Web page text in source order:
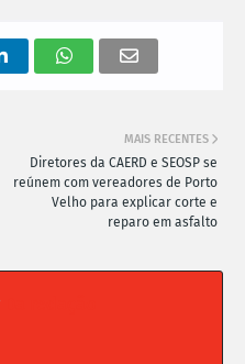
MAIS RECENTES
Diretores da CAERD e SEOSP se
reúnem com vereadores de Porto
Velho para explicar corte e
reparo em asfalto